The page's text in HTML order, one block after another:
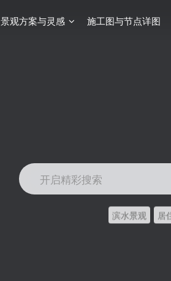
景观方案与灵感 施工图与节点详图
开启精彩搜索
滨水景观 居